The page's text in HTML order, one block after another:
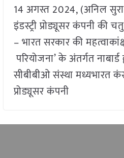
14 अगस्त 2024, (अनिल
इंडस्ट्री प्रोड्यूसर कंपनी की
– भारत सरकार की
परियोजना’ के अंतर्गत नाबार्ड
सीबीबीओ संस्था मध्यभारत
प्रोड्यूसर कंपनी